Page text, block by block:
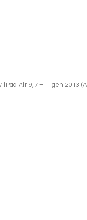
/ iPad Air 9,7 – 1. gen 2013